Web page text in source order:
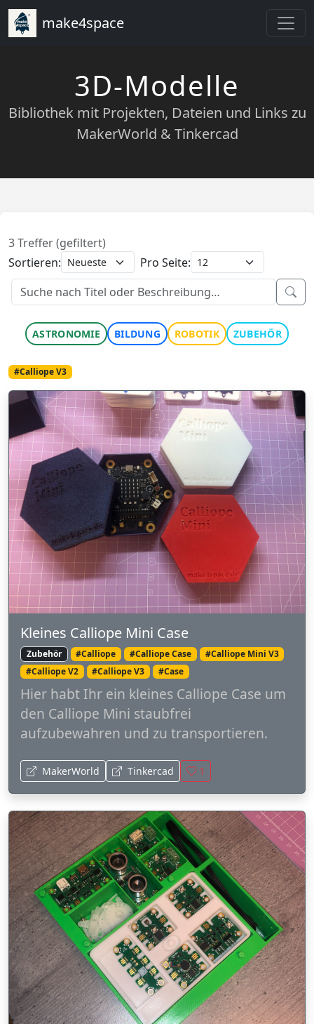
make4space
3D-Modelle
Bibliothek mit Projekten, Dateien und Links zu
MakerWorld & Tinkercad
3 Treffer (gefiltert)
Sortieren:
Pro Seite:
ASTRONOMIE BILDUNG ROBOTIK ZUBEHÖR
#Calliope V3
Kleines Calliope Mini Case
Zubehör #Calliope #Calliope Case
#Calliope Mini V3
#Calliope V2
#Calliope V3 #Case
Hier habt Ihr ein kleines Calliope Case um
den Calliope Mini staubfrei
aufzubewahren und zu transportieren.
MakerWorld Tinkercad 1